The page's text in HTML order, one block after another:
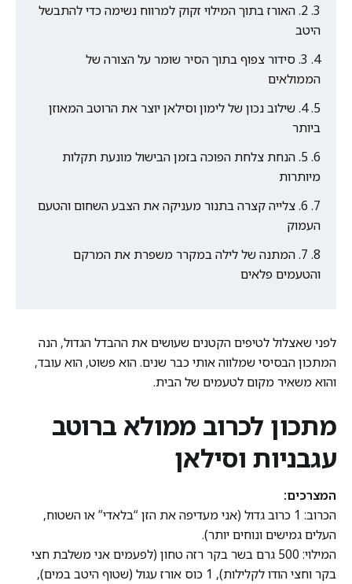
2. האורז בתוך המילוי זקוק למרווח נשימה כדי להתבשל
היטב
3. סידור צפוף בתוך הסיר שומר על הצורה של
הממולאים
4. שילוב נכון של לימון וסילאן יוצר את הרוטב המאוזן
ביותר
5. הנחת צלחת הפוכה בזמן הבישול מונעת תקלות
מיותרות
6. צלייה קצרה בתנור מעניקה את הצבע השחום והטעם
העמוק
7. המתנה של לילה במקרר משפרת את המרקם
והטעמים פלאים
לפני שאצלול לטיפים הקטנים שעושים את ההבדל הגדול, הנה
המתכון הבסיסי שמלווה אותי כבר שנים. הוא פשוט, הוא עובד,
והוא משאיר מקום לטעמים של הבית.
מתכון לכרוב ממולא ברוטב
עגבניות וסילאן
המצרכים:
הכרוב: 1 כרוב גדול (אני מעדיפה את הזן “בלאדי” או השטוח,
העלים גמישים ונוחים יותר).
המילוי: 500 גרם בשר בקר רזה טחון (לפעמים אני משלבת חצי
בקר וחצי הודו לקלילות), 1 כוס אורז עגול (שטוף היטב במים),